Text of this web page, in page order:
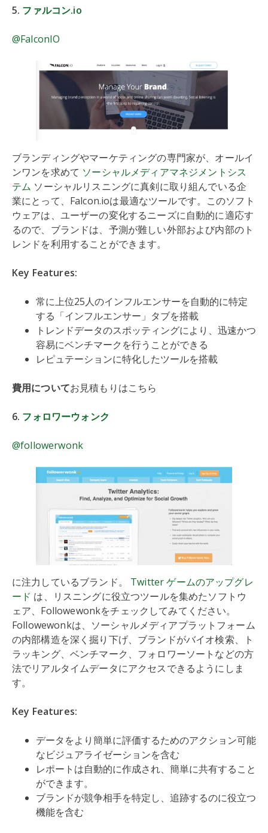
5. ファルコン.io
@FalconIO
ブランディングやマーケティングの専門家が、オールイ
ンワンを求めて ソーシャルメディアマネジメントシス
テム ソーシャルリスニングに真剣に取り組んでいる企
業にとって、Falcon.ioは最適なツールです。このソフト
ウェアは、ユーザーの変化するニーズに自動的に適応す
るので、ブランドは、予測が難しい外部および内部のト
レンドを利用することができます。
Key Features:
常に上位25人のインフルエンサーを自動的に特定
する「インフルエンサー」タブを搭載
トレンドデータのスポッティングにより、迅速かつ
容易にベンチマークを行うことができる
レピュテーションに特化したツールを搭載
費用についてお見積もりはこちら
6. フォロワーウォンク
@followerwonk
に注力しているブランド。 Twitter ゲームのアップグレ
ード は、リスニングに役立つツールを集めたソフトウ
ェア、Followewonkをチェックしてみてください。
Followewonkは、ソーシャルメディアプラットフォーム
の内部構造を深く掘り下げ、ブランドがバイオ検索、ト
ラッキング、ベンチマーク、フォロワーソートなどの方
法でリアルタイムデータにアクセスできるようにしま
す。
Key Features:
データをより簡単に評価するためのアクション可能
なビジュアライゼーションを含む
レポートは自動的に作成され、簡単に共有すること
ができます。
ブランドが競争相手を特定し、追跡するのに役立つ
機能を含む